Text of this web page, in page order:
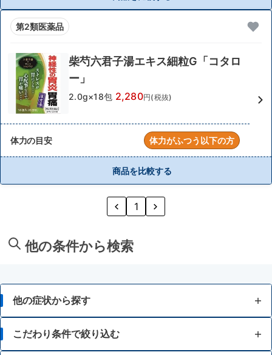
第2類医薬品
柴芍六君子湯エキス細粒G「コタロ
ー」
2.0g×18包 2,280円(税抜)
体力の目安 体力がふつう以下の方
商品を比較する
1
他の条件から検索
他の症状から探す
むくみ
こだわり条件で絞り込む